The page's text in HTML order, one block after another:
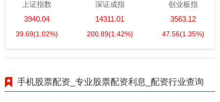
上证指数
3940.04
39.69(1.02%)
深证成指
14311.01
200.89(1.42%)
创业板指
3563.12
47.56(1.35%)
手机股票配资_专业股票配资利息_配资行业查询